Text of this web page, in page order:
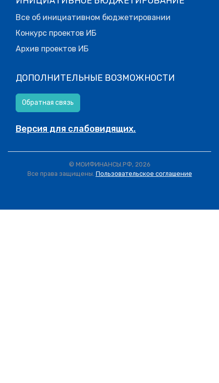
Все об инициативном бюджетировании
Конкурс проектов ИБ
Архив проектов ИБ
ДОПОЛНИТЕЛЬНЫЕ ВОЗМОЖНОСТИ
Обратная связь
Версия для слабовидящих.
© МОИФИНАНСЫ.РФ, 2026
Все права защищены. Пользовательское соглашение